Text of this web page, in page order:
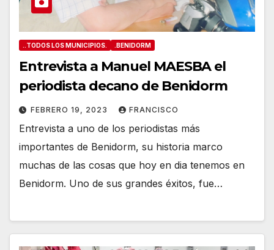
..TODOS LOS MUNICIPIOS. .BENIDORM
Entrevista a Manuel MAESBA el
periodista decano de Benidorm
FEBRERO 19, 2023 FRANCISCO
Entrevista a uno de los periodistas más
importantes de Benidorm, su historia marco
muchas de las cosas que hoy en dia tenemos en
Benidorm. Uno de sus grandes éxitos, fue…